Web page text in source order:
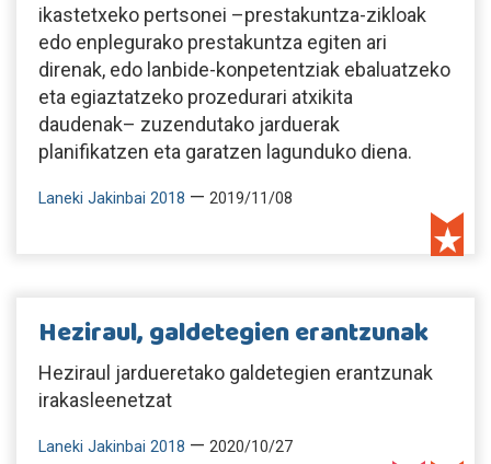
ikastetxeko pertsonei –prestakuntza-zikloak
edo enplegurako prestakuntza egiten ari
direnak, edo lanbide-konpetentziak ebaluatzeko
eta egiaztatzeko prozedurari atxikita
daudenak– zuzendutako jarduerak
planifikatzen eta garatzen lagunduko diena.
Laneki Jakinbai 2018 — 2019/11/08
Heziraul, galdetegien erantzunak
Heziraul jardueretako galdetegien erantzunak
irakasleenetzat
Laneki Jakinbai 2018 — 2020/10/27